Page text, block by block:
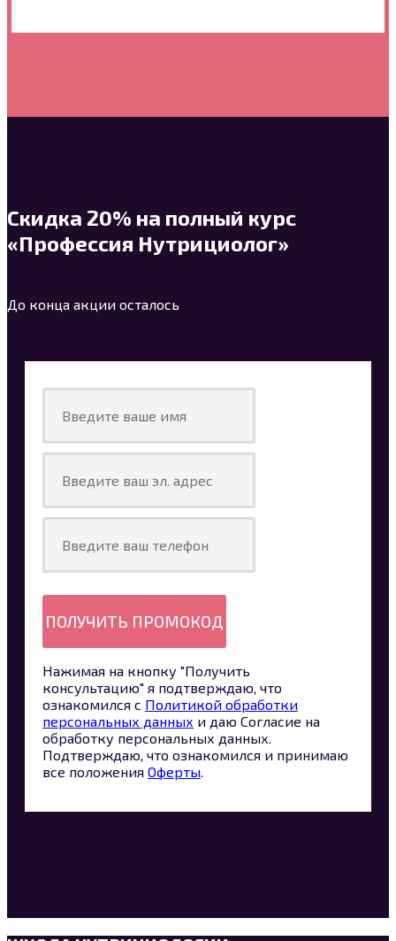
Скидка 20% на полный курс
«Профессия Нутрициолог»
До конца акции осталось
ПОЛУЧИТЬ ПРОМОКОД
Нажимая на кнопку "Получить
консультацию" я подтверждаю, что
ознакомился с Политикой обработки
персональных данных и даю Согласие на
обработку персональных данных.
Подтверждаю, что ознакомился и принимаю
все положения Оферты.